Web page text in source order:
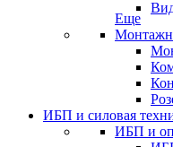
Еще
ИБП и силовая
ИБП и